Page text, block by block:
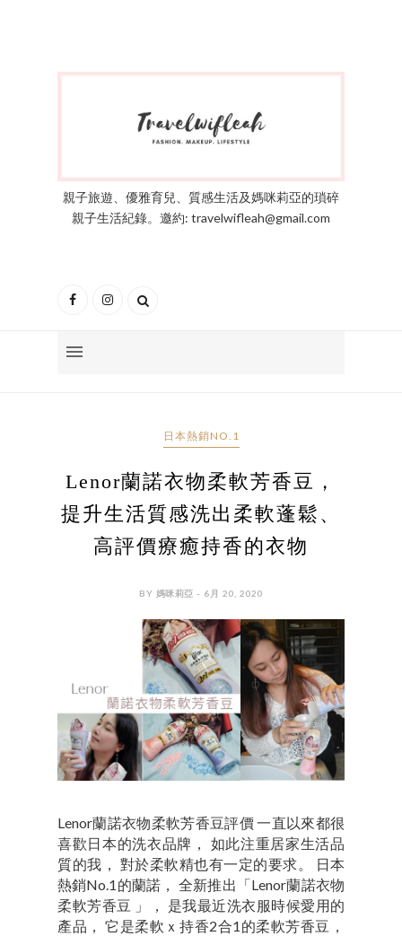
親子旅遊、優雅育兒、質感生活及媽咪莉亞的瑣碎
親子生活紀錄。邀約: travelwifleah@gmail.com
日本熱銷NO.1
Lenor蘭諾衣物柔軟芳香豆，
提升生活質感洗出柔軟蓬鬆、
高評價療癒持香的衣物
BY 媽咪莉亞 - 6月 20, 2020
Lenor蘭諾衣物柔軟芳香豆評價 一直以來都很
喜歡日本的洗衣品牌， 如此注重居家生活品
質的我， 對於柔軟精也有一定的要求。 日本
熱銷No.1的蘭諾， 全新推出「Lenor蘭諾衣物
柔軟芳香豆 」， 是我最近洗衣服時候愛用的
產品， 它是柔軟ｘ持香2合1的柔軟芳香豆，